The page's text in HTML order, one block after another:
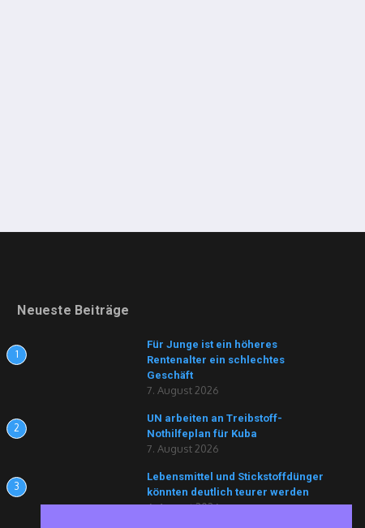
Neueste Beiträge
1
Für Junge ist ein höheres
Rentenalter ein schlechtes
Geschäft
7. August 2026
2
UN arbeiten an Treibstoff-
Nothilfeplan für Kuba
7. August 2026
3
Lebensmittel und Stickstoffdünger
könnten deutlich teurer werden
6. August 2026